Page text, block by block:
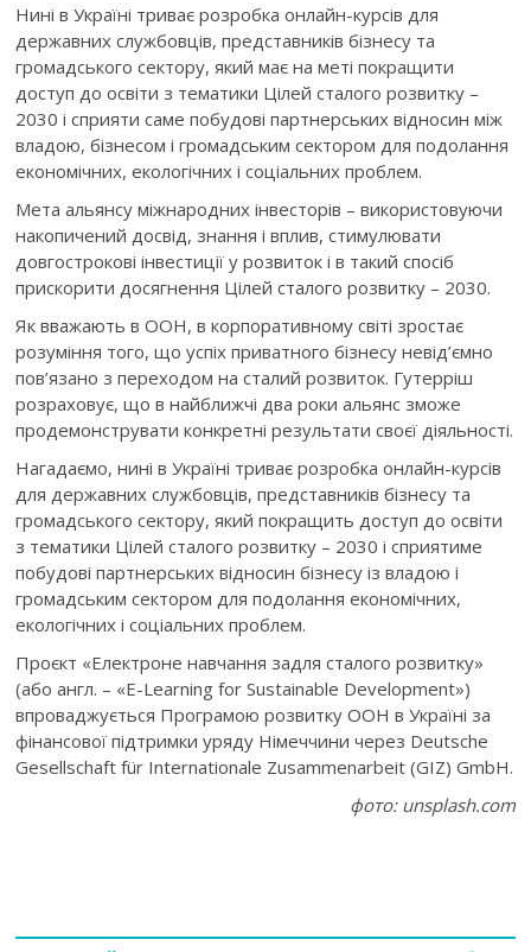
Нині в Україні триває розробка онлайн-курсів для
державних службовців, представників бізнесу та
громадського сектору, який має на меті покращити
доступ до освіти з тематики Цілей сталого розвитку –
2030 і сприяти саме побудові партнерських відносин між
владою, бізнесом і громадським сектором для подолання
економічних, екологічних і соціальних проблем.
Мета альянсу міжнародних інвесторів – використовуючи
накопичений досвід, знання і вплив, стимулювати
довгострокові інвестиції у розвиток і в такий спосіб
прискорити досягнення Цілей сталого розвитку – 2030.
Як вважають в ООН, в корпоративному світі зростає
розуміння того, що успіх приватного бізнесу невід’ємно
пов’язано з переходом на сталий розвиток. Гутерріш
розраховує, що в найближчі два роки альянс зможе
продемонструвати конкретні результати своєї діяльності.
Нагадаємо, нині в Україні триває розробка онлайн-курсів
для державних службовців, представників бізнесу та
громадського сектору, який покращить доступ до освіти
з тематики Цілей сталого розвитку – 2030 і сприятиме
побудові партнерських відносин бізнесу із владою і
громадським сектором для подолання економічних,
екологічних і соціальних проблем.
Проєкт «Електроне навчання задля сталого розвитку»
(або англ. – «E-Learning for Sustainable Development»)
впроваджується Програмою розвитку ООН в Україні за
фінансової підтримки уряду Німеччини через Deutsche
Gesellschaft für Internationale Zusammenarbeit (GIZ) GmbH.
фото: unsplash.com